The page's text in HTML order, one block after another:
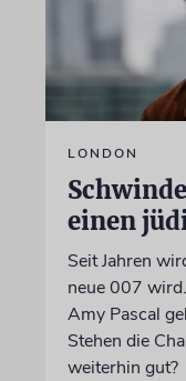
LONDON
einen
Seit Jahren
neue 007
Amy Pascal
Stehen die
weiterhin gut?